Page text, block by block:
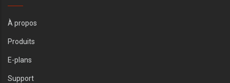
À propos
Produits
E-plans
Support